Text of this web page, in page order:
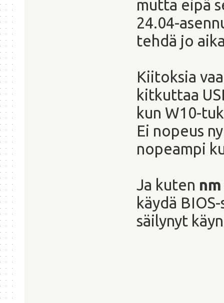
mutta eipä
24.04-
tehdä jo
Kiitoksia
kitkuttaa
kun W10-
Ei nopeus
nopeampi
Ja kuten nm
käydä
säilynyt